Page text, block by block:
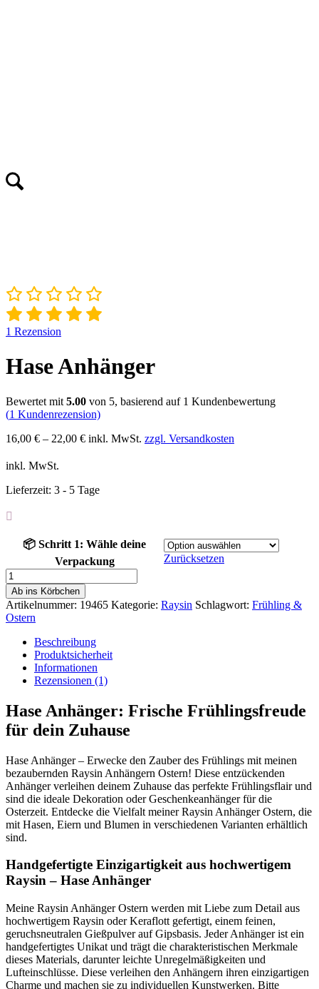
1 Rezension
Hase Anhänger
Bewertet mit 5.00 von 5, basierend auf 1 Kundenbewertung
(1 Kundenrezension)
16,00 € – 22,00 € inkl. MwSt. zzgl. Versandkosten
inkl. MwSt.
Lieferzeit: 3 - 5 Tage
📦 Schritt 1: Wähle deine
Verpackung
Zurücksetzen
Hase
Anhänger
Menge
Ab ins Körbchen
Artikelnummer: 19465 Kategorie: Raysin Schlagwort: Frühling &
Ostern
Beschreibung
Produktsicherheit
Informationen
Rezensionen (1)
Hase Anhänger: Frische Frühlingsfreude
für dein Zuhause
Hase Anhänger – Erwecke den Zauber des Frühlings mit meinen
bezaubernden Raysin Anhängern Ostern! Diese entzückenden
Anhänger verleihen deinem Zuhause das perfekte Frühlingsflair und
sind die ideale Dekoration oder Geschenkeanhänger für die
Osterzeit. Entdecke die Vielfalt meiner Raysin Anhänger Ostern, die
mit Hasen, Eiern und Blumen in verschiedenen Varianten erhältlich
sind.
Handgefertigte Einzigartigkeit aus hochwertigem
Raysin – Hase Anhänger
Meine Raysin Anhänger Ostern werden mit Liebe zum Detail aus
hochwertigem Raysin oder Keraflott gefertigt, einem feinen,
geruchsneutralen Gießpulver auf Gipsbasis. Jeder Anhänger ist ein
handgefertigtes Unikat und trägt die charakteristischen Merkmale
dieses Materials, darunter leichte Unregelmäßigkeiten und
Lufteinschlüsse. Diese verleihen den Anhängern ihren einzigartigen
Charme und machen sie zu individuellen Kunstwerken. Bitte